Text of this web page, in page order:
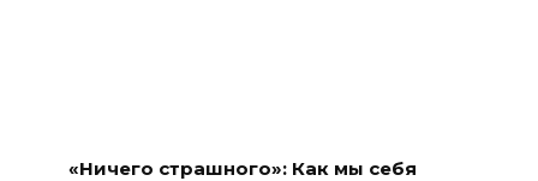
«Ничего страшного»: Как мы себя